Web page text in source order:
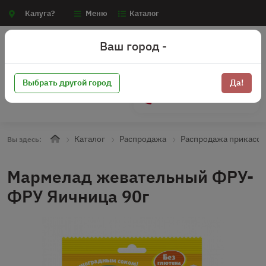
Калуга? Меню Каталог
Вы здесь: Каталог Распродажа Распродажа прикасса
Мармелад жевательный ФРУ-
ФРУ Яичница 90г
Ваш город -
Выбрать другой город Да!